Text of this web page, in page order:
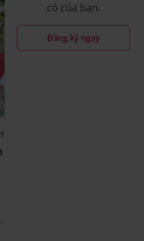
CHUNG
có của bạn.
Đăng ký ngay